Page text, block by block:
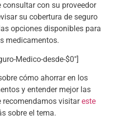
con su proveedor
su cobertura de seguro
opciones disponibles para
medicamentos.
Medico-desde-$0″]
cómo ahorrar en los
y entender mejor las
recomendamos visitareste
sobre el tema.